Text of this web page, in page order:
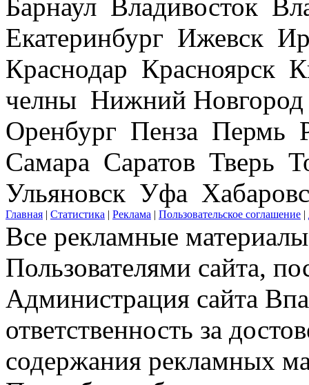
Барнаул Владивосток
Екатеринбург Ижевск
Краснодар Красноярск
челны Нижний
Оренбург Пенза Пермь
Самара Саратов Тверь
Ульяновск Уфа
Главная | Статистика | Реклама | Пользовательское соглашение |
Все рекламные
Пользователями сайта,
Администрация сайта
ответственность за
содержания рекламных